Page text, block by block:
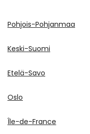
Pohjois-Pohjanmaa
Keski-Suomi
Etelä-Savo
Oslo
Île-de-France